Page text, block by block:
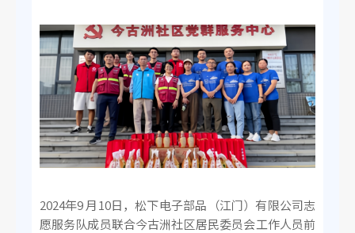
2024年9 月10日，松下电子部品（江门）有限公司志
愿服务队成员联合今古洲社区居民委员会工作人员前